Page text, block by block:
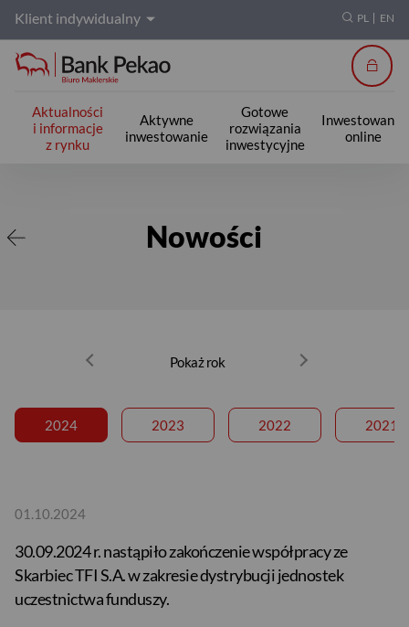
Klient indywidualny PL EN
Aktualności
i informacje
z rynku
Aktywne
inwestowanie
Gotowe
rozwiązania
inwestycyjne
Inwestowanie
online
Nowości
Pokaż rok
2024 2023 2022 2021
01.10.2024
30.09.2024 r. nastąpiło zakończenie współpracy ze
Skarbiec TFI S.A. w zakresie dystrybucji jednostek
uczestnictwa funduszy.